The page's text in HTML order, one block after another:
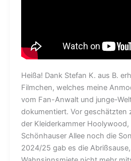
Heißa! Dank Stefan K. aus B.
Filmchen, welches meine
vom Fan-Anwalt und junge-
dokumentiert. Vor geschätzten
der Kleiderkammer Hoolywood,
Schönhauser Allee noch die
2024/25 gab es die